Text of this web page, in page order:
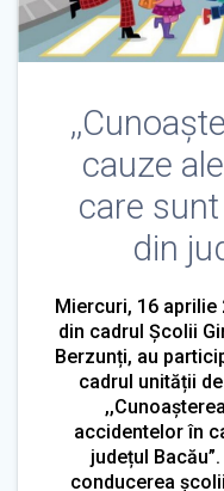
cauze
care
din
Miercuri, 16
din cadrul Școlii
Berzunți, au
cadrul unității
accidentelor în
județul
conducerea